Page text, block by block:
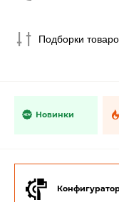
Подборки
Новинки